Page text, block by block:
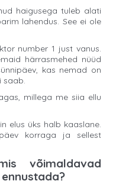
haigusega tuleb alati
lahendus. See ei ole
number 1 just vanus.
härrasmehed nüüd
kas nemad on
saab.
millega me siia ellu
elus üks halb kaaslane.
korraga ja sellest
võimaldavad